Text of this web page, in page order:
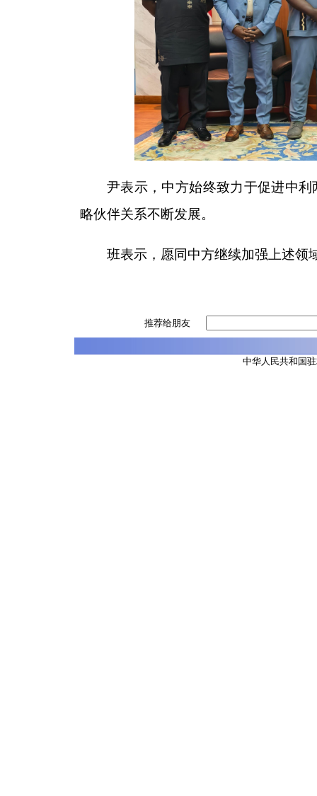
尹表示，中方始终致力于促进中
略伙伴关系不断发展。
班表示，愿同中方继续加强上述领
推荐给朋友
中华人民共和国